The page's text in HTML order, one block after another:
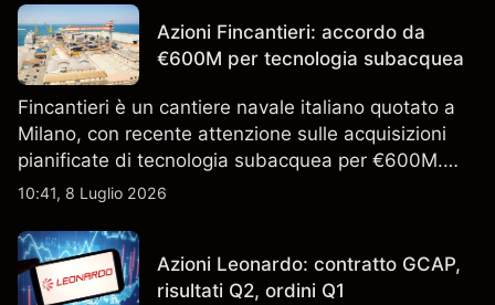
un indicatore affidabile dei risultati futuri.
Azioni Fincantieri: accordo da
€600M per tecnologia subacquea
Fincantieri è un cantiere navale italiano quotato a
Milano, con recente attenzione sulle acquisizioni
pianificate di tecnologia subacquea per €600M.
Scopri i target di prezzo FCT di terze parti e l'analisi
indicatore affidabile dei risultati futuri.
10:41, 8 Luglio 2026
Azioni Leonardo: contratto GCAP,
risultati Q2, ordini Q1